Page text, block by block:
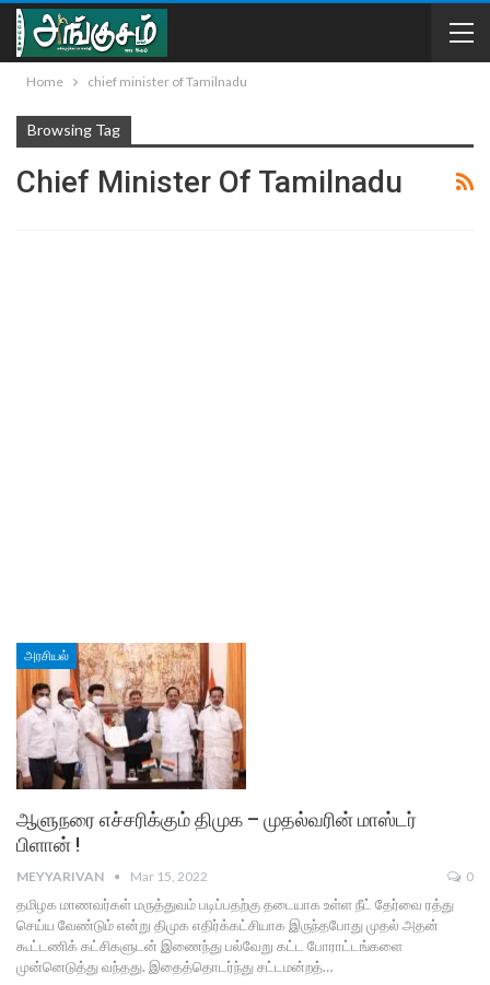
Home chief minister of Tamilnadu
Browsing Tag
Chief Minister Of Tamilnadu
அரசியல்
ஆளுநரை எச்சரிக்கும் திமுக – முதல்வரின் மாஸ்டர்
பிளான் !
MEYYARIVAN Mar 15, 2022 0
தமிழக மாணவர்கள் மருத்துவம் படிப்பதற்கு தடையாக உள்ள நீட் தேர்வை ரத்து
செய்ய வேண்டும் என்று திமுக எதிர்க்கட்சியாக இருந்தபோது முதல் அதன்
கூட்டணிக் கட்சிகளுடன் இணைந்து பல்வேறு கட்ட போராட்டங்களை
முன்னெடுத்து வந்தது. இதைத்தொடர்ந்து சட்டமன்றத்…